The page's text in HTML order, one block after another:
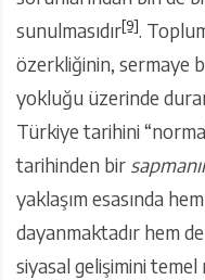
sunulmasıdır[9].
özerkliğinin, sermaye
yokluğu üzerinde
Türkiye tarihini
tarihinden bir
yaklaşım esasında hem
dayanmaktadır hem
siyasal gelişimini